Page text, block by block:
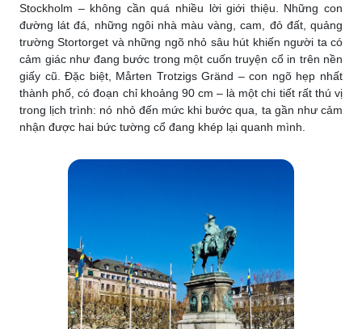
Stockholm – không cần quá nhiều lời giới thiệu. Những con
đường lát đá, những ngôi nhà màu vàng, cam, đỏ đất, quảng
trường Stortorget và những ngõ nhỏ sâu hút khiến người ta có
cảm giác như đang bước trong một cuốn truyện cổ in trên nền
giấy cũ. Đặc biệt, Mårten Trotzigs Gränd – con ngõ hẹp nhất
thành phố, có đoạn chỉ khoảng 90 cm – là một chi tiết rất thú vị
trong lịch trình: nó nhỏ đến mức khi bước qua, ta gần như cảm
nhận được hai bức tường cổ đang khép lại quanh mình.